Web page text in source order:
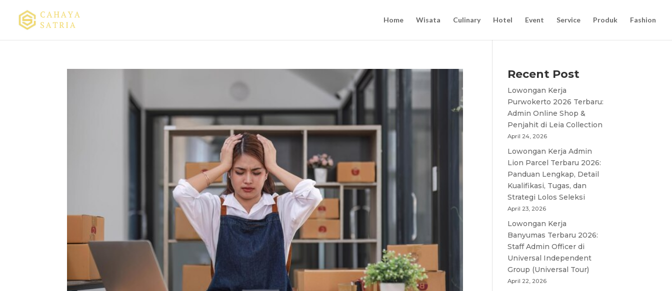
Home Wisata Culinary Hotel Event Service Produk Fashion
Recent Post
Lowongan Kerja
Purwokerto 2026 Terbaru:
Admin Online Shop &
Penjahit di Leia Collection
April 24, 2026
Lowongan Kerja Admin
Lion Parcel Terbaru 2026:
Panduan Lengkap, Detail
Kualifikasi, Tugas, dan
Strategi Lolos Seleksi
April 23, 2026
Lowongan Kerja
Banyumas Terbaru 2026:
Staff Admin Officer di
Universal Independent
Group (Universal Tour)
April 22, 2026